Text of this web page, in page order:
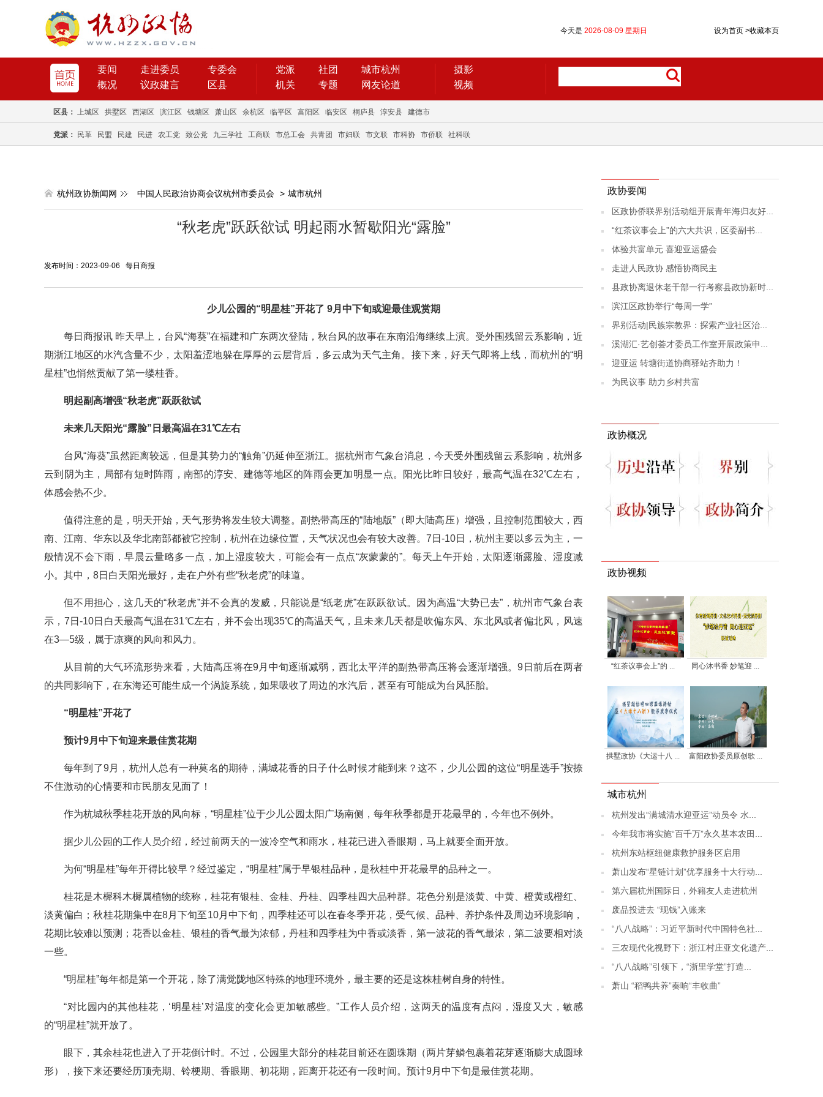
设为首页 >收藏本页
今天是 2026-08-09 星期日
要闻 走进委员
专委会
概况
议政建言 区县
党派 社团
城市杭州
机关
专题 网友论道
摄影
视频
区县： 上城区 拱墅区 西湖区 滨江区 钱塘区 萧山区 余杭区 临平区 富阳区 临安区 桐庐县 淳安县 建德市
党派： 民革 民盟 民建 民进 农工党 致公党 九三学社 工商联 市总工会 共青团 市妇联 市文联 市科协 市侨联 社科联
杭州政协新闻网 中国人民政治协商会议杭州市委员会 > 城市杭州
“秋老虎”跃跃欲试 明起雨水暂歇阳光“露脸”
发布时间：2023-09-06 每日商报
少儿公园的“明星桂”开花了 9月中下旬或迎最佳观赏期
每日商报讯 昨天早上，台风“海葵”在福建和广东两次登陆，秋台风的故事在东南沿海继续上演。受外围残留云系影响，近
期浙江地区的水汽含量不少，太阳羞涩地躲在厚厚的云层背后，多云成为天气主角。接下来，好天气即将上线，而杭州的“明
星桂”也悄然贡献了第一缕桂香。
明起副高增强“秋老虎”跃跃欲试
未来几天阳光“露脸”日最高温在31℃左右
台风“海葵”虽然距离较远，但是其势力的“触角”仍延伸至浙江。据杭州市气象台消息，今天受外围残留云系影响，杭州多
云到阴为主，局部有短时阵雨，南部的淳安、建德等地区的阵雨会更加明显一点。阳光比昨日较好，最高气温在32℃左右，
体感会热不少。
值得注意的是，明天开始，天气形势将发生较大调整。副热带高压的“陆地版”（即大陆高压）增强，且控制范围较大，西
南、江南、华东以及华北南部都被它控制，杭州在边缘位置，天气状况也会有较大改善。7日-10日，杭州主要以多云为主，一
般情况不会下雨，早晨云量略多一点，加上湿度较大，可能会有一点点“灰蒙蒙的”。每天上午开始，太阳逐渐露脸、湿度减
小。其中，8日白天阳光最好，走在户外有些“秋老虎”的味道。
但不用担心，这几天的“秋老虎”并不会真的发威，只能说是“纸老虎”在跃跃欲试。因为高温“大势已去”，杭州市气象台表
示，7日-10日白天最高气温在31℃左右，并不会出现35℃的高温天气，且未来几天都是吹偏东风、东北风或者偏北风，风速
在3—5级，属于凉爽的风向和风力。
从目前的大气环流形势来看，大陆高压将在9月中旬逐渐减弱，西北太平洋的副热带高压将会逐渐增强。9日前后在两者
的共同影响下，在东海还可能生成一个涡旋系统，如果吸收了周边的水汽后，甚至有可能成为台风胚胎。
“明星桂”开花了
预计9月中下旬迎来最佳赏花期
每年到了9月，杭州人总有一种莫名的期待，满城花香的日子什么时候才能到来？这不，少儿公园的这位“明星选手”按捺
不住激动的心情要和市民朋友见面了！
作为杭城秋季桂花开放的风向标，“明星桂”位于少儿公园太阳广场南侧，每年秋季都是开花最早的，今年也不例外。
据少儿公园的工作人员介绍，经过前两天的一波冷空气和雨水，桂花已进入香眼期，马上就要全面开放。
为何“明星桂”每年开得比较早？经过鉴定，“明星桂”属于早银桂品种，是秋桂中开花最早的品种之一。
桂花是木樨科木樨属植物的统称，桂花有银桂、金桂、丹桂、四季桂四大品种群。花色分别是淡黄、中黄、橙黄或橙红、
淡黄偏白；秋桂花期集中在8月下旬至10月中下旬，四季桂还可以在春冬季开花，受气候、品种、养护条件及周边环境影响，
花期比较难以预测；花香以金桂、银桂的香气最为浓郁，丹桂和四季桂为中香或淡香，第一波花的香气最浓，第二波要相对淡
一些。
“明星桂”每年都是第一个开花，除了满觉陇地区特殊的地理环境外，最主要的还是这株桂树自身的特性。
“对比园内的其他桂花，‘明星桂’对温度的变化会更加敏感些。”工作人员介绍，这两天的温度有点闷，湿度又大，敏感
的“明星桂”就开放了。
眼下，其余桂花也进入了开花倒计时。不过，公园里大部分的桂花目前还在圆珠期（两片芽鳞包裹着花芽逐渐膨大成圆球
形），接下来还要经历顶壳期、铃梗期、香眼期、初花期，距离开花还有一段时间。预计9月中下旬是最佳赏花期。
政协要闻
区政协侨联界别活动组开展青年海归友好...
“红茶议事会上”的六大共识，区委副书...
体验共富单元 喜迎亚运盛会
走进人民政协 感悟协商民主
县政协离退休老干部一行考察县政协新时...
滨江区政协举行“每周一学”
界别活动|民族宗教界：探索产业社区治...
溪湖汇·艺创荟才委员工作室开展政策申...
迎亚运 转塘街道协商驿站齐助力！
为民议事 助力乡村共富
政协概况
政协视频
“红茶议事会上”的 ... 同心沐书香 妙笔迎 ...
拱墅政协《大运十八 ... 富阳政协委员原创歌 ...
城市杭州
杭州发出“满城清水迎亚运”动员令 水...
今年我市将实施“百千万”永久基本农田...
杭州东站枢纽健康救护服务区启用
萧山发布“星链计划”优享服务十大行动...
第六届杭州国际日，外籍友人走进杭州
废品投进去 “现钱”入账来
“八八战略”：习近平新时代中国特色社...
三农现代化视野下：浙江村庄亚文化遗产...
“八八战略”引领下，“浙里学堂”打造...
萧山 “稻鸭共养”奏响“丰收曲”